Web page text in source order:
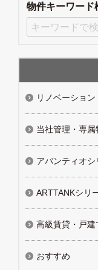
物件キーワード
リノベーション
当社管理・専属
アバンティオシ
ARTTANKシリ
高級賃貸・戸
おすすめ